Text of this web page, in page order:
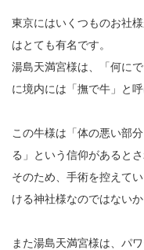
東京にはいくつものお社
はとても有名です。
湯島天満宮様は、「何に
に境内には「撫で牛」と
この牛様は「体の悪い部
る」という信仰があるとさ
そのため、手術を控えて
ける神社様なのではないか
また湯島天満宮様は、パ